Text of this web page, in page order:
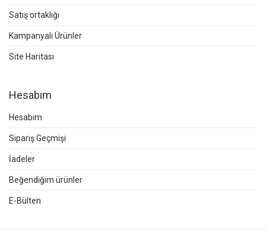
Satış ortaklığı
Kampanyalı Ürünler
Site Haritası
Hesabım
Hesabım
Sipariş Geçmişi
İadeler
Beğendiğim ürünler
E-Bülten